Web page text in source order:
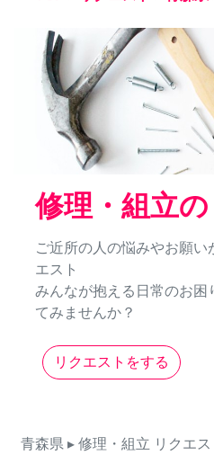
修理・組立
ご近所の人の悩みやお願い
エスト
みんなが抱える日常のお困
てみませんか？
リクエストをする
青森県 ▸ 修理・組立 リクエス